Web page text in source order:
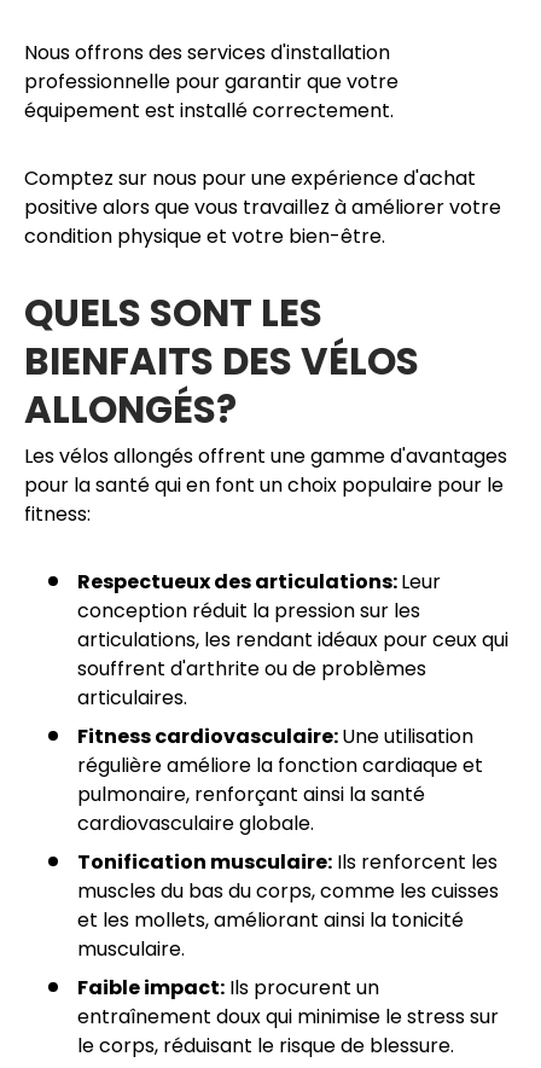
Nous offrons des services d'installation
professionnelle pour garantir que votre
équipement est installé correctement.
Comptez sur nous pour une expérience d'achat
positive alors que vous travaillez à améliorer votre
condition physique et votre bien-être.
QUELS SONT LES
BIENFAITS DES VÉLOS
ALLONGÉS?
Les vélos allongés offrent une gamme d'avantages
pour la santé qui en font un choix populaire pour le
fitness:
Respectueux des articulations:Leur
conception réduit la pression sur les
articulations, les rendant idéaux pour ceux qui
souffrent d'arthrite ou de problèmes
articulaires.
Fitness cardiovasculaire:Une utilisation
régulière améliore la fonction cardiaque et
pulmonaire, renforçant ainsi la santé
cardiovasculaire globale.
Tonification musculaire: Ils renforcent les
muscles du bas du corps, comme les cuisses
et les mollets, améliorant ainsi la tonicité
musculaire.
Faible impact: Ils procurent un
entraînement doux qui minimise le stress sur
le corps, réduisant le risque de blessure.